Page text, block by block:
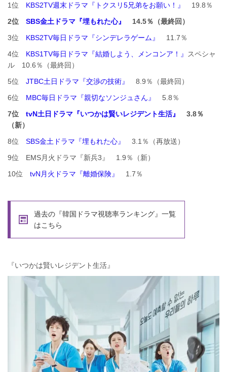
1位 KBS2TV週末ドラマ『トクスリ5兄弟をお願い！』
19.8％
2位
SBS金土ドラマ『埋もれた心』
14.5％（最終回）
3位 KBS2TV毎日ドラマ『シンデレラゲーム』
11.7％
4位 KBS1TV毎日ドラマ『結婚しよう、メンコンア！』
スペシャ
ル 10.6％（最終回）
5位 JTBC土日ドラマ『交渉の技術』
8.9％（最終回）
6位 MBC毎日ドラマ『親切なソンジュさん』
5.8％
7位
tvN土日ドラマ『いつかは賢いレジデント生活』
3.8％
（新）
8位 SBS金土ドラマ『埋もれた心』
3.1％（再放送）
9位 EMS月火ドラマ『新兵3』 1.9％（新）
10位 tvN月火ドラマ『離婚保険』 1.7％
過去の『韓国ドラマ視聴率ランキング』一覧
はこちら
『いつかは賢いレジデント生活』